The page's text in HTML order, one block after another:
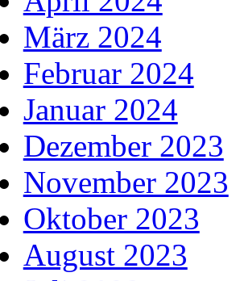
März 2024
Februar 2024
Januar 2024
Dezember 2023
November 2023
Oktober 2023
August 2023